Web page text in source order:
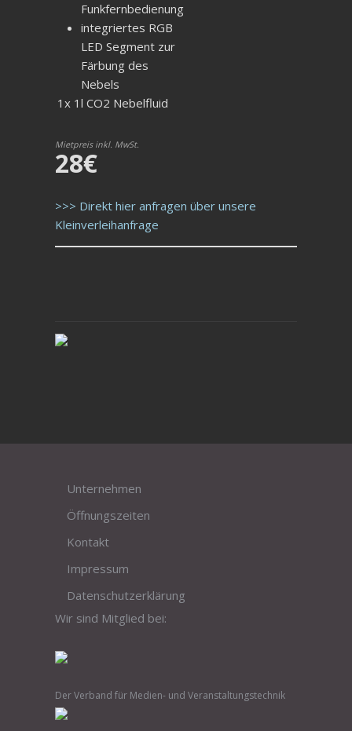
Funkfernbedienung
integriertes RGB
LED Segment zur
Färbung des
Nebels
1x 1l CO2 Nebelfluid
Mietpreis inkl. MwSt.
28€
>>> Direkt hier anfragen über unsere
Kleinverleihanfrage
Unternehmen
Öffnungszeiten
Kontakt
Impressum
Datenschutzerklärung
Wir sind Mitglied bei:
Der Verband für Medien- und Veranstaltungstechnik